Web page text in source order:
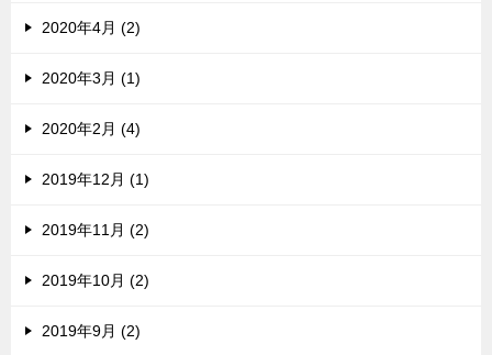
2020年4月 (2)
2020年3月 (1)
2020年2月 (4)
2019年12月 (1)
2019年11月 (2)
2019年10月 (2)
2019年9月 (2)